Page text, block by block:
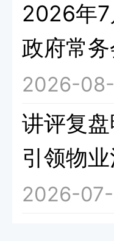
2026年7
政府常
2026-
讲评复
引领物
2026-07-